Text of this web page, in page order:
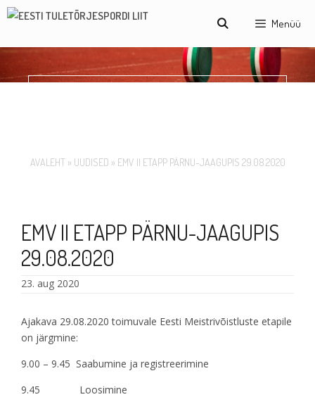
Skip
Menüü
AVALEHT» UUDISED » EMV II ETAPP PÄRNU-JAAGUPIS 29.08.2020
EMV II ETAPP PÄRNU-JAAGUPIS
29.08.2020
23. aug 2020
Ajakava 29.08.2020 toimuvale Eesti Meistrivõistluste etapile
on järgmine:
9.00 – 9.45 Saabumine ja registreerimine
9.45 Loosimine